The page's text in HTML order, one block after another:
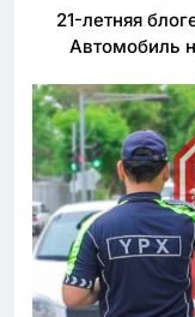
21-летняя
Автомобиль